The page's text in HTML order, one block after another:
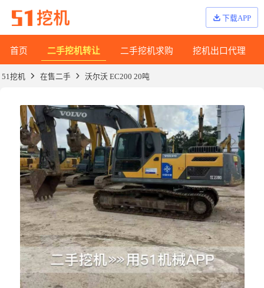
下载APP
首页 二手挖机转让 二手挖机求购 挖机出口代理
51挖机 在售二手 沃尔沃 EC200 20吨